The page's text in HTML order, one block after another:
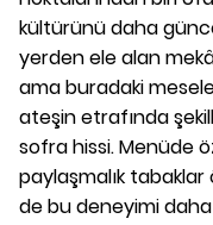
kültürünü daha
yerden ele alan
ama buradaki
ateşin etrafında
sofra hissi. Menüde
paylaşmalık tabaklar
de bu deneyimi